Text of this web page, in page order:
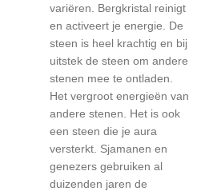
variëren. Bergkristal reinigt
en activeert je energie. De
steen is heel krachtig en bij
uitstek de steen om andere
stenen mee te ontladen.
Het vergroot energieën van
andere stenen. Het is ook
een steen die je aura
versterkt. Sjamanen en
genezers gebruiken al
duizenden jaren de